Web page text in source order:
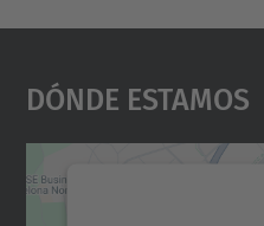
Dónde Estamos